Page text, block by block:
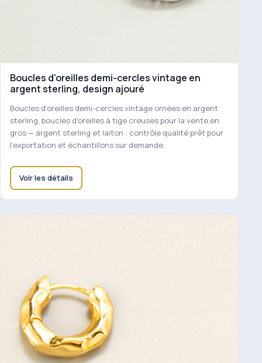
Boucles d'oreilles demi-cercles vintage en
argent sterling, design ajouré
Boucles d'oreilles demi-cercles vintage ornées en argent
sterling, boucles d'oreilles à tige creuses pour la vente en
gros — argent sterling et laiton ; contrôle qualité prêt pour
l'exportation et échantillons sur demande.
Voir les détails